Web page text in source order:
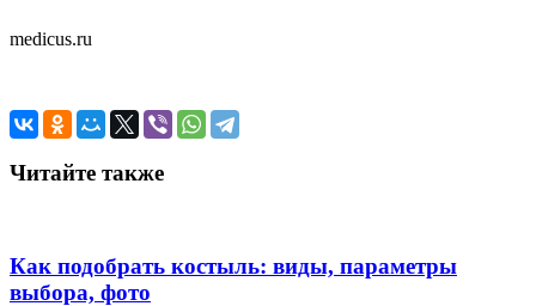
medicus.ru
Читайте также
Как подобрать костыль: виды, параметры
выбора, фото